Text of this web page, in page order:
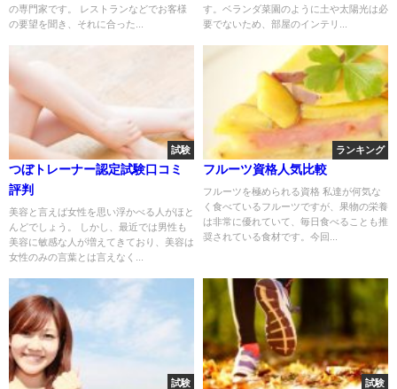
の専門家です。 レストランなどでお客様
の要望を聞き、それに合った...
す。ベランダ菜園のように土や太陽光は必
要でないため、部屋のインテリ...
試験
つぼトレーナー認定試験口コミ
評判
美容と言えば女性を思い浮かべる人がほと
んどでしょう。 しかし、最近では男性も
美容に敏感な人が増えてきており、美容は
女性のみの言葉とは言えなく...
ランキング
フルーツ資格人気比較
フルーツを極められる資格 私達が何気な
く食べているフルーツですが、果物の栄養
は非常に優れていて、毎日食べることも推
奨されている食材です。今回...
試験 試験